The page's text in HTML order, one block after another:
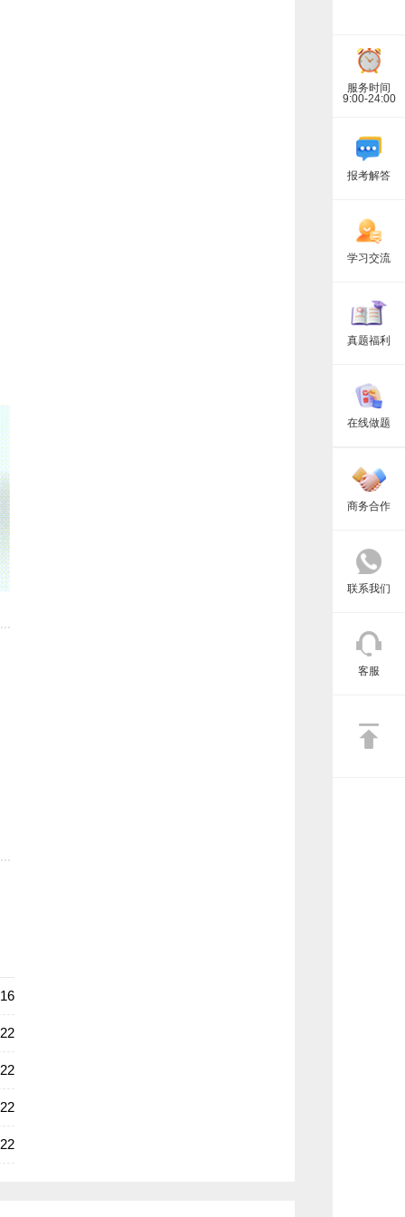
服务时间
9:00-24:00
报考解答
学习交流
真题福利
在线做题
商务合作
联系我们
客服